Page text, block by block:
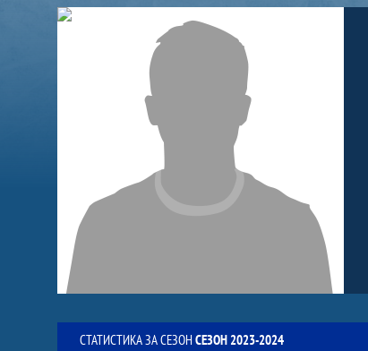
Участники-игрок
СТАТИСТИКА ЗА СЕЗОН СЕЗОН 2023-2024